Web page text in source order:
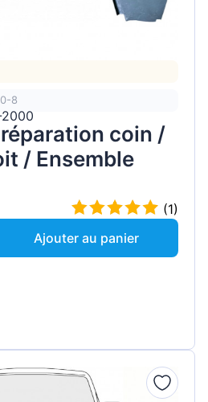
8
2000
coin /
/ Ensemble
(1)
Ajouter au panier